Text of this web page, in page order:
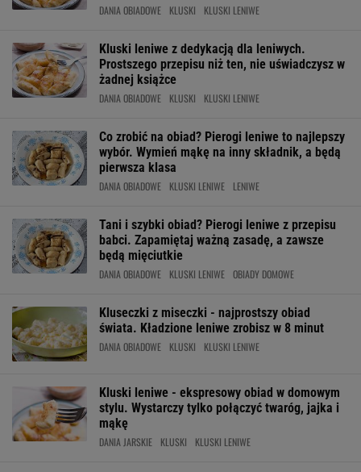
DANIA OBIADOWE KLUSKI KLUSKI LENIWE
Kluski leniwe z dedykacją dla leniwych.
Prostszego przepisu niż ten, nie uświadczysz w
żadnej książce
DANIA OBIADOWE KLUSKI KLUSKI LENIWE
Co zrobić na obiad? Pierogi leniwe to najlepszy
wybór. Wymień mąkę na inny składnik, a będą
pierwsza klasa
DANIA OBIADOWE KLUSKI LENIWE LENIWE
Tani i szybki obiad? Pierogi leniwe z przepisu
babci. Zapamiętaj ważną zasadę, a zawsze
będą mięciutkie
DANIA OBIADOWE KLUSKI LENIWE OBIADY DOMOWE
Kluseczki z miseczki - najprostszy obiad
świata. Kładzione leniwe zrobisz w 8 minut
DANIA OBIADOWE KLUSKI KLUSKI LENIWE
Kluski leniwe - ekspresowy obiad w domowym
stylu. Wystarczy tylko połączyć twaróg, jajka i
mąkę
DANIA JARSKIE KLUSKI KLUSKI LENIWE